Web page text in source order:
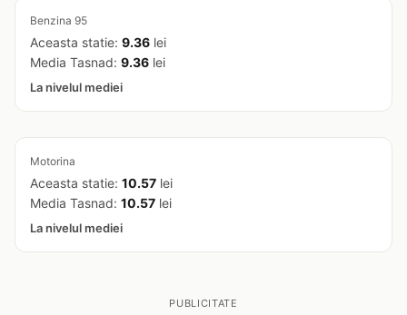
Benzina 95
Aceasta statie: 9.36 lei
Media Tasnad: 9.36 lei
La nivelul mediei
Motorina
Aceasta statie: 10.57 lei
Media Tasnad: 10.57 lei
La nivelul mediei
PUBLICITATE